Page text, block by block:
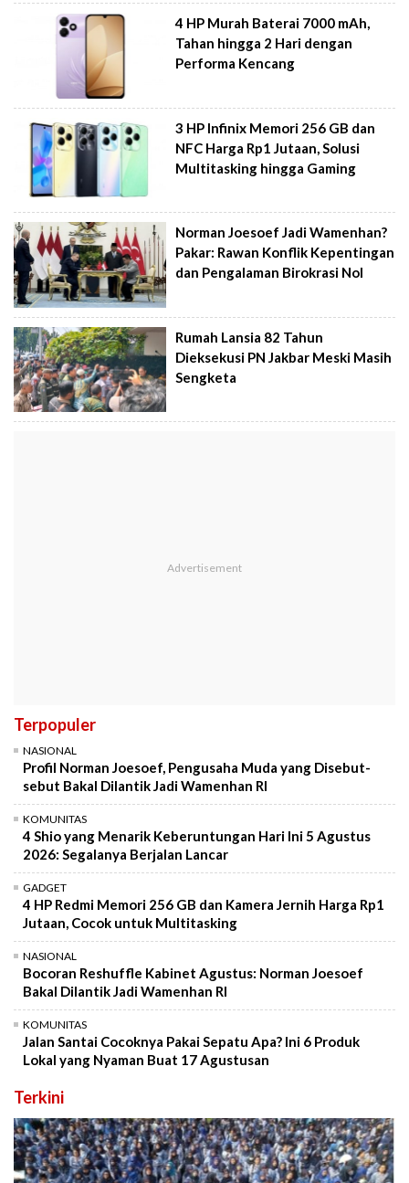
4 HP Murah Baterai 7000 mAh,
Tahan hingga 2 Hari dengan
Performa Kencang
3 HP Infinix Memori 256 GB dan
NFC Harga Rp1 Jutaan, Solusi
Multitasking hingga Gaming
Norman Joesoef Jadi Wamenhan?
Pakar: Rawan Konflik Kepentingan
dan Pengalaman Birokrasi Nol
Rumah Lansia 82 Tahun
Dieksekusi PN Jakbar Meski Masih
Sengketa
Terpopuler
NASIONAL
Profil Norman Joesoef, Pengusaha Muda yang Disebut-
sebut Bakal Dilantik Jadi Wamenhan RI
KOMUNITAS
4 Shio yang Menarik Keberuntungan Hari Ini 5 Agustus
2026: Segalanya Berjalan Lancar
GADGET
4 HP Redmi Memori 256 GB dan Kamera Jernih Harga Rp1
Jutaan, Cocok untuk Multitasking
NASIONAL
Bocoran Reshuffle Kabinet Agustus: Norman Joesoef
Bakal Dilantik Jadi Wamenhan RI
KOMUNITAS
Jalan Santai Cocoknya Pakai Sepatu Apa? Ini 6 Produk
Lokal yang Nyaman Buat 17 Agustusan
Terkini